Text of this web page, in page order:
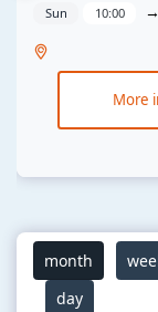
Sun 10:00 →
More
month
day